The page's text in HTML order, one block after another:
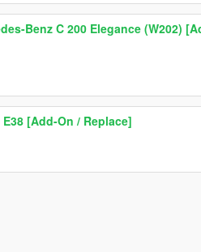
Benz C 200 Elegance (W202)
E38 [Add-On / Replace]